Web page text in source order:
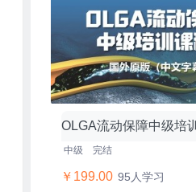
OLGA流动保障中级培
中级 完结
￥199.00 95人学习